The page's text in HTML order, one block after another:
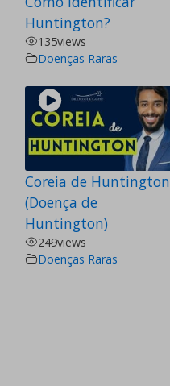
Huntington?
135views
Doenças Raras
Coreia de Huntington
(Doença de
Huntington)
249views
Doenças Raras